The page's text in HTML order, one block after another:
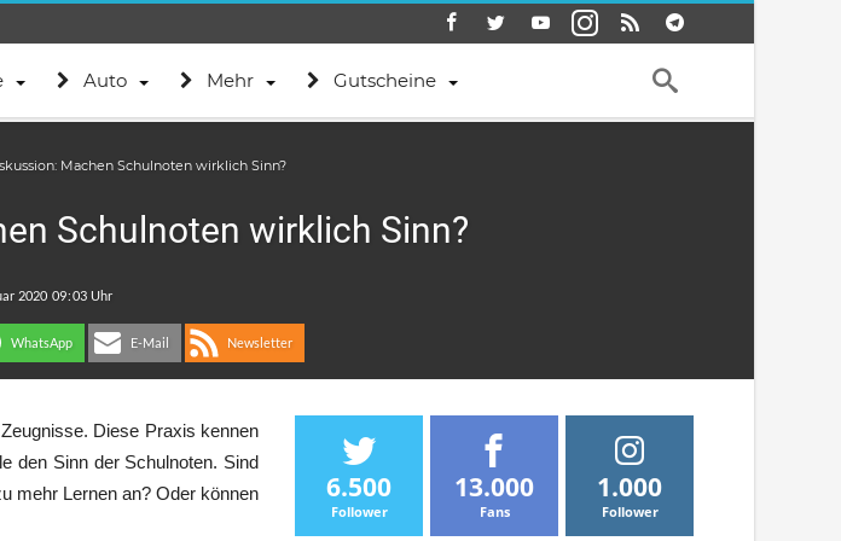
Auto Mehr Gutscheine
Machen Schulnoten wirklich Sinn?
Schulnoten wirklich Sinn?
:
WhatsApp E-Mail Newsletter
Diese Praxis kennen
den Sinn der Schulnoten. Sind
mehr Lernen an? Oder können
6.500
Follower
13.000
Fans
1.000
Follower